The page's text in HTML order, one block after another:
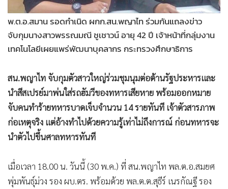
เศรษฐกิจ-ธุรกิจ
• จีน
• ชุมชน-คุณภาพชีวิต
Motoring
• เกม
• วิทยาศาสตร์
• SMEs
• หุ้น
• กองทุนรวม
• Celeb Online
พ.ต.อ.สมาน รอดกำเนิด ผกก.สน.พญาไท ร่วมกันแถลงข่าว
จับกุมนางสาวพรรณมณี ชูเชาวน์ อายุ 42 ปี เจ้าหน้าที่กลุ่มงาน
เทคโนโลยีเผยแพร่พัฒนาบุคลากร กระทรวงศึกษาธิการ
สน.พญาไท จับกุมตัวสาวใหญ่ร่วมชุมนุมต่อต้านรัฐประหารและ
นำสีสเปรย์มาพ่นใส่รถฮัมวีของทหารเสียหาย พร้อมออกหมาย
จับคนทำร้ายทหารบาดเจ็บจำนวน 14 รายทันที เจ้าตัวสารภาพ
ก่อเหตุจริง แต่อ้างทำไปด้วยความรู้เท่าไม่ถึงการณ์ ก่อนทหารจะ
นำตัวไปขึ้นศาลทหารทันที
เมื่อเวลา 18.00 น. วันนี้ (30 พ.ค.) ที่ สน.พญาไท พล.ต.อ.สมยศ
พุ่มพันธุ์ม่วง รอง ผบ.ตร. พร้อมด้วย พล.ต.ต.สุธีร์ เนรกัณฐี รอง